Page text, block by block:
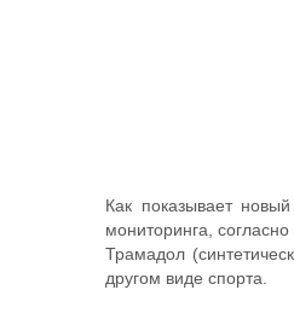
Как показывает
мониторинга,
Трамадол
другом виде спорта.